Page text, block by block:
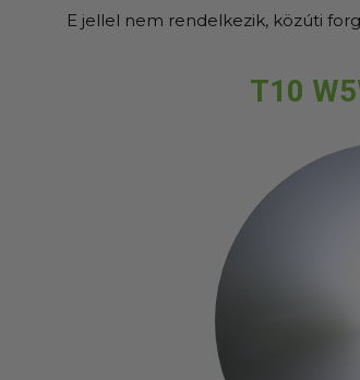
E jellel nem rendelkezik, közúti
T10